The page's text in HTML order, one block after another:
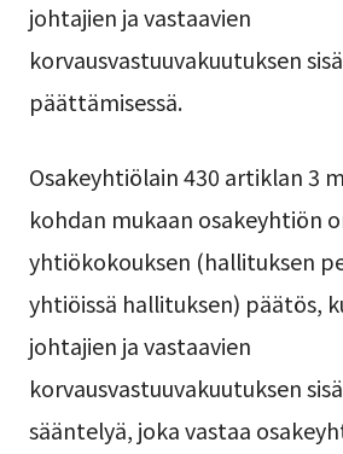
johtajien ja vastaavien
korvausvastuuvakuutuksen
päättämisessä.
Osakeyhtiölain 430 artiklan 3
kohdan mukaan osakeyhtiön
yhtiökokouksen (hallituksen
yhtiöissä hallituksen) päätös,
johtajien ja vastaavien
korvausvastuuvakuutuksen
sääntelyä, joka vastaa